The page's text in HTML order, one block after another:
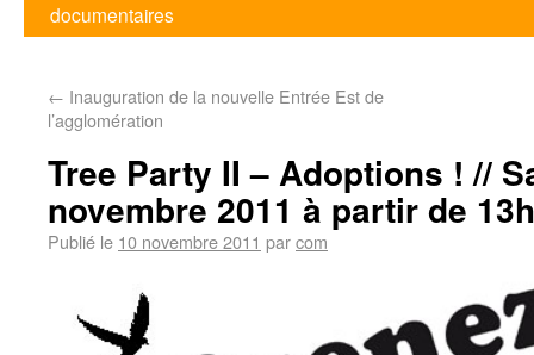
documentaires
← Inauguration de la nouvelle Entrée Est de
l’agglomération
Tree Party II – Adoptions ! //
novembre 2011 à partir de
Publié le 10 novembre 2011 parcom